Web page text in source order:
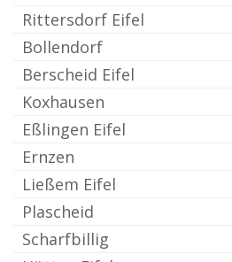
Rittersdorf Eifel
Bollendorf
Berscheid Eifel
Koxhausen
Eßlingen Eifel
Ernzen
Ließem Eifel
Plascheid
Scharfbillig